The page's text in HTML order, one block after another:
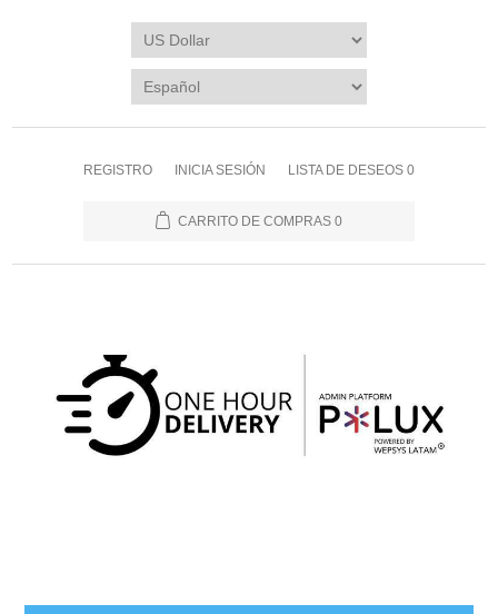
REGISTRO INICIA SESIÓN LISTA DE DESEOS 0
CARRITO DE COMPRAS 0